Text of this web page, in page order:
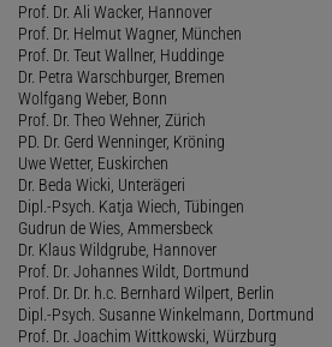
Prof. Dr. Ali Wacker, Hannover
Prof. Dr. Helmut Wagner, München
Prof. Dr. Teut Wallner, Huddinge
Dr. Petra Warschburger, Bremen
Wolfgang Weber, Bonn
Prof. Dr. Theo Wehner, Zürich
PD. Dr. Gerd Wenninger, Kröning
Uwe Wetter, Euskirchen
Dr. Beda Wicki, Unterägeri
Dipl.-Psych. Katja Wiech, Tübingen
Gudrun de Wies, Ammersbeck
Dr. Klaus Wildgrube, Hannover
Prof. Dr. Johannes Wildt, Dortmund
Prof. Dr. Dr. h.c. Bernhard Wilpert, Berlin
Dipl.-Psych. Susanne Winkelmann, Dortmund
Prof. Dr. Joachim Wittkowski, Würzburg